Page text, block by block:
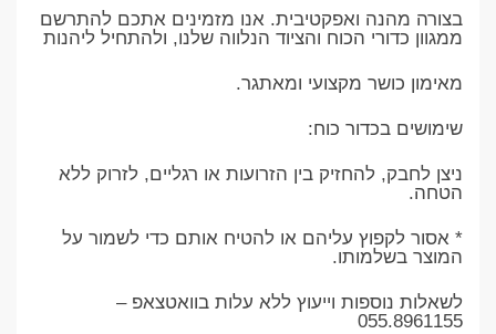
בצורה מהנה ואפקטיבית. אנו מזמינים אתכם להתרשם
ממגוון כדורי הכוח והציוד הנלווה שלנו, ולהתחיל ליהנות
מאימון כושר מקצועי ומאתגר.
שימושים בכדור כוח:
ניצן לחבק, להחזיק בין הזרועות או רגליים, לזרוק ללא
הטחה.
* אסור לקפוץ עליהם או להטיח אותם כדי לשמור על
המוצר בשלמותו.
לשאלות נוספות וייעוץ ללא עלות בוואטצאפ –
055.8961155